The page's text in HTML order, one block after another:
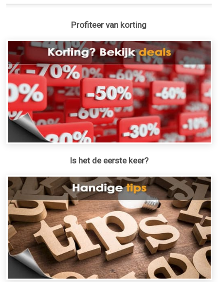
Profiteer van korting
Is het de eerste keer?